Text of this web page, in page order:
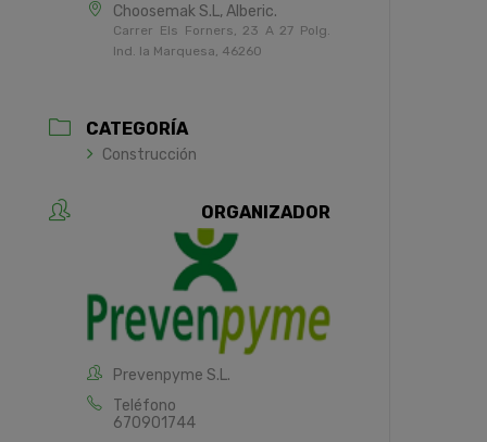
Choosemak S.L, Alberic.
Carrer Els Forners, 23 A 27 Polg.
Ind. la Marquesa, 46260
CATEGORÍA
Construcción
ORGANIZADOR
Prevenpyme S.L.
Teléfono
670901744